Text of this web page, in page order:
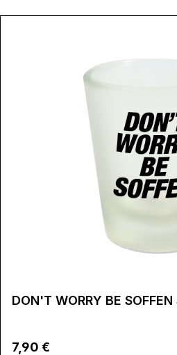
DON'T WORRY BE
Regulärer Preis:
7,90 €